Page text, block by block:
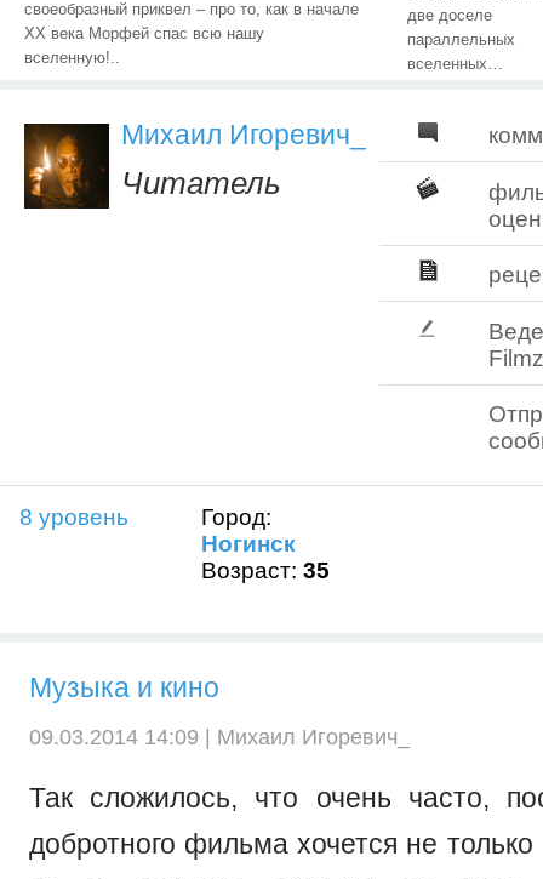
своеобразный приквел – про то, как в начале
ХХ века Морфей спас всю нашу
вселенную!..
две доселе
параллельных
вселенных…
Михаил Игоревич_
Читатель
8 уровень
Город:
Ногинск
Возраст: 35
Музыка и кино
09.03.2014 14:09 | Михаил Игоревич_
Так сложилось, что очень часто,
добротного фильма хочется не